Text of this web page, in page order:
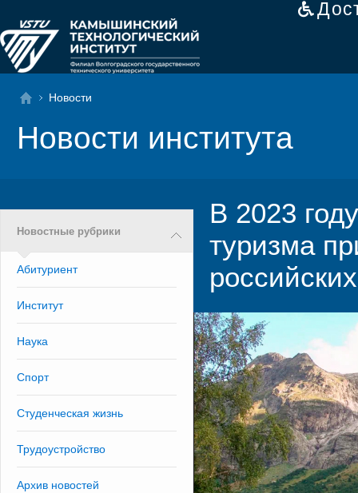
Новости
Новости института
Новостные рубрики
Абитуриент
Институт
Наука
Спорт
Студенческая жизнь
Трудоустройство
Архив новостей
В 2023
туризма